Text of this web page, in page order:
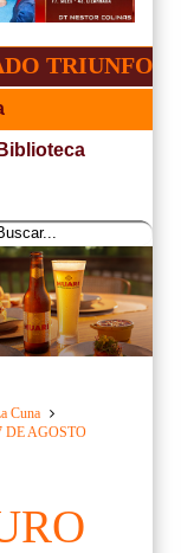
DE
Biblioteca
Cuna
DE AGOSTO